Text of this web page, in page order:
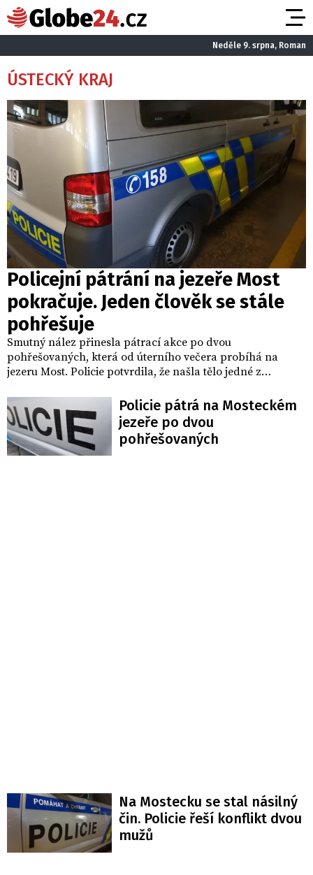
Neděle 9. srpna, Roman
ÚSTECKÝ KRAJ
Policejní pátrání na jezeře Most
pokračuje. Jeden člověk se stále
pohřešuje
Smutný nález přinesla pátrací akce po dvou
pohřešovaných, která od úterního večera probíhá na
jezeru Most. Policie potvrdila, že našla tělo jedné z
člověku pokračuje.
Policie pátrá na Mosteckém
jezeře po dvou
pohřešovaných
Na Mostecku se stal násilný
čin. Policie řeší konflikt dvou
mužů